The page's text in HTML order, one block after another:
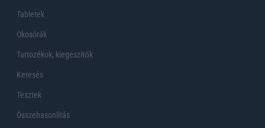
Tabletek
Okosórák
Tartozékok, kiegeszítők
Keresés
Tesztek
Összehasonlítás